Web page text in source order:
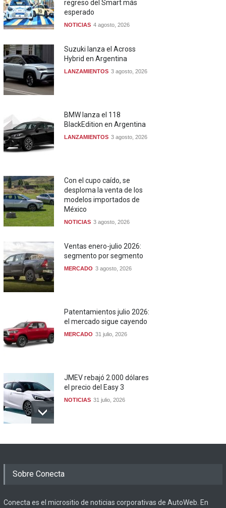
regreso del Smart más
esperado
NOTICIAS 4 agosto, 2026
Suzuki lanza el Across
Hybrid en Argentina
LANZAMIENTOS 3 agosto, 2026
BMW lanza el 118
BlackEdition en Argentina
LANZAMIENTOS 3 agosto, 2026
Con el cupo caído, se
desploma la venta de los
modelos importados de
México
NOTICIAS 3 agosto, 2026
Ventas enero-julio 2026:
segmento por segmento
MERCADO 3 agosto, 2026
Patentamientos julio 2026:
el mercado sigue cayendo
MERCADO 31 julio, 2026
JMEV rebajó 2.000 dólares
el precio del Easy 3
NOTICIAS 31 julio, 2026
Sobre Conecta
Conecta es el micrositio de noticias corporativas de AutoWeb. En